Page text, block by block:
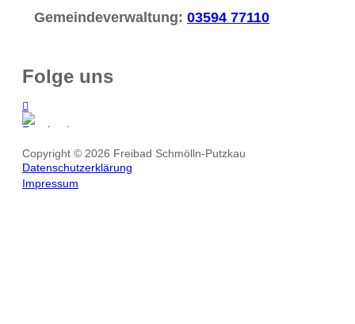
Gemeindeverwaltung: 03594 77110
Folge uns
Copyright © 2026 Freibad Schmölln-Putzkau
Datenschutzerklärung
Impressum